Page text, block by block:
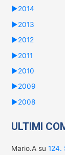
►2014
►2013
►2012
►2011
►2010
►2009
►2008
ULTIMI
Mario.Asu 124.